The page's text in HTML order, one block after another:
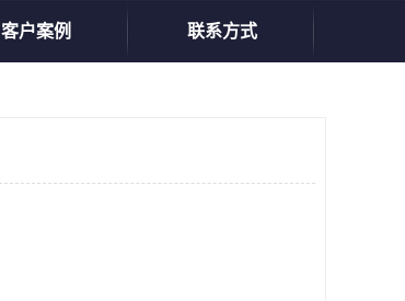
客户案例 联系方式